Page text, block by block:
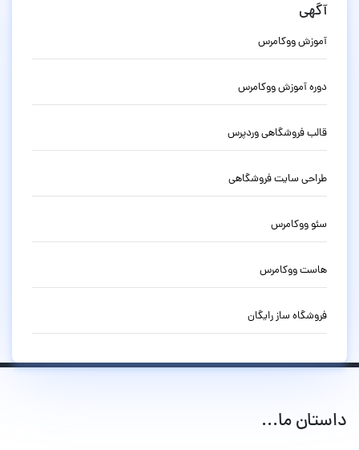
آگهی
آموزش ووکامرس
دوره آموزش ووکامرس
قالب فروشگاهی وردپرس
طراحی سایت فروشگاهی
سئو ووکامرس
هاست ووکامرس
فروشگاه ساز رایگان
داستان ما...